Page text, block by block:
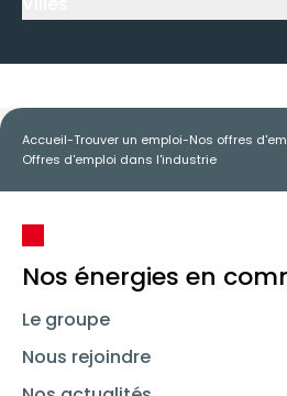
Accueil-Trouver un emploi-Nos offres
Offres d'emploi dans l'industrie
Nos énergies en
Le groupe
Nous rejoindre